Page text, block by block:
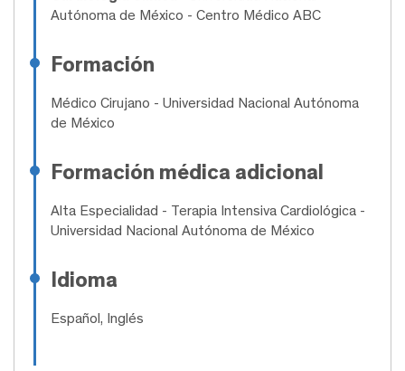
Autónoma de México - Centro Médico ABC
Formación
Médico Cirujano - Universidad Nacional Autónoma
de México
Formación médica adicional
Alta Especialidad - Terapia Intensiva Cardiológica -
Universidad Nacional Autónoma de México
Idioma
Español, Inglés